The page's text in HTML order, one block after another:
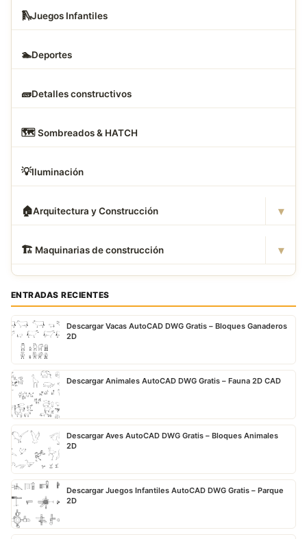
🛝Juegos Infantiles
🏊Deportes
🧱Detalles constructivos
🗺️ Sombreados & HATCH
💡Iluminación
🏠Arquitectura y Construcción ▾
🏗 ️ Maquinarias de construcción ▾
ENTRADAS RECIENTES
Descargar Vacas AutoCAD DWG Gratis – Bloques Ganaderos
2D
Descargar Animales AutoCAD DWG Gratis – Fauna 2D CAD
Descargar Aves AutoCAD DWG Gratis – Bloques Animales
2D
Descargar Juegos Infantiles AutoCAD DWG Gratis – Parque
2D